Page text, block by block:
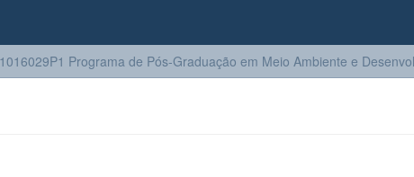
Programa de Pós-Graduação em Meio Ambiente e